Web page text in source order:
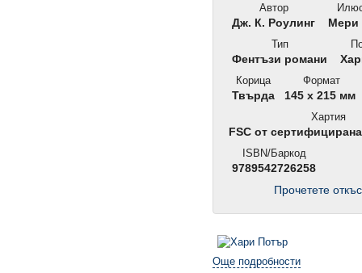
Автор
Дж. К. Роулинг
Мери
Тип
Фентъзи романи
Корица
Твърда
Формат
145 x 215 мм
Хартия
FSC от
ISBN/Баркод
9789542726258
Прочетете
Още подробности